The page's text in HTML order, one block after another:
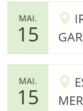
MAI.
15
MAI.
15